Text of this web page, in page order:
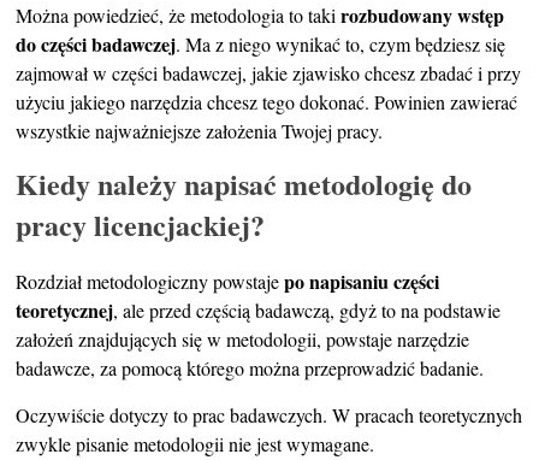
Można powiedzieć, że metodologia to takirozbudowany wstęp
do części badawczej. Ma z niego wynikać to, czym będziesz się
zajmował w części badawczej, jakie zjawisko chcesz zbadać i przy
użyciu jakiego narzędzia chcesz tego dokonać. Powinien zawierać
wszystkie najważniejsze założenia Twojej pracy.
Kiedy należy napisać metodologię do
pracy licencjackiej?
Rozdział metodologiczny powstajepo napisaniu części
teoretycznej, ale przed częścią badawczą, gdyż to na podstawie
założeń znajdujących się w metodologii, powstaje narzędzie
badawcze, za pomocą którego można przeprowadzić badanie.
Oczywiście dotyczy to prac badawczych. W pracach teoretycznych
zwykle pisanie metodologii nie jest wymagane.